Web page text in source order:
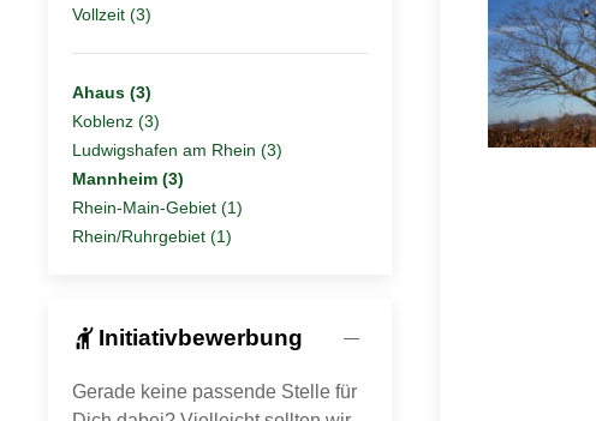
Vollzeit (3)
Ahaus (3)
Koblenz (3)
Ludwigshafen am Rhein (3)
Mannheim (3)
Rhein-Main-Gebiet (1)
Rhein/Ruhrgebiet (1)
hail Initiativbewerbung
Gerade keine passende Stelle für